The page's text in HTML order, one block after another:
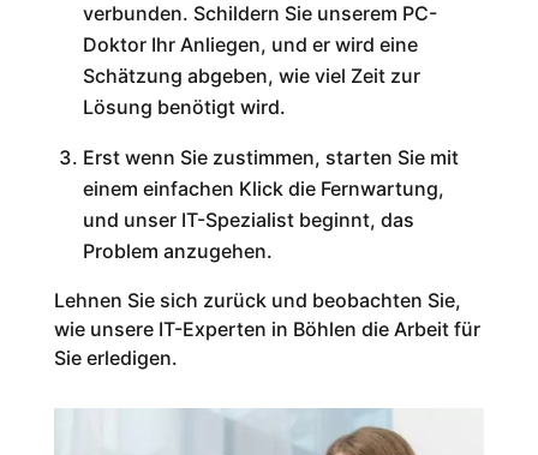
verbunden. Schildern Sie unserem PC-
Doktor Ihr Anliegen, und er wird eine
Schätzung abgeben, wie viel Zeit zur
Lösung benötigt wird.
Erst wenn Sie zustimmen, starten Sie mit
einem einfachen Klick die Fernwartung,
und unser IT-Spezialist beginnt, das
Problem anzugehen.
Lehnen Sie sich zurück und beobachten Sie,
wie unsere IT-Experten in Böhlen die Arbeit für
Sie erledigen.